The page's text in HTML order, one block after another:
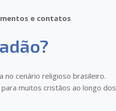
e contatos
no cenário religioso brasileiro.
muitos cristãos ao longo dos